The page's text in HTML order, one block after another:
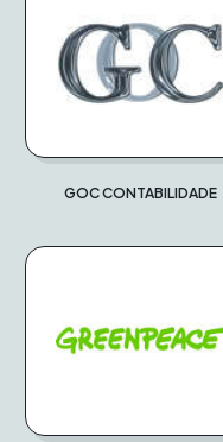
GOC CONTABILIDADE